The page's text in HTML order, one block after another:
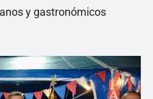
y gastronómicos